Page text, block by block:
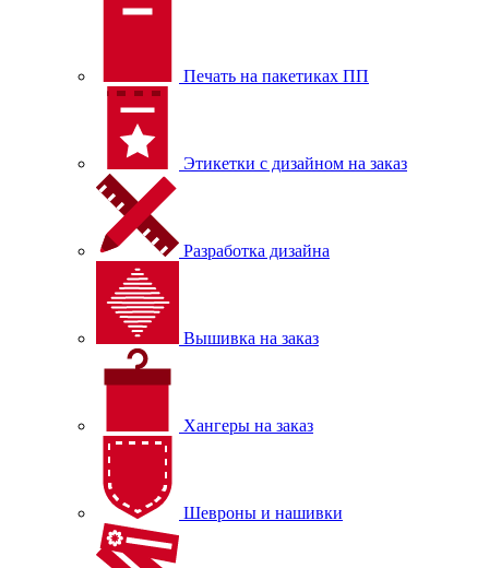
Печать на пакетиках ПП
Этикетки с дизайном на заказ
Разработка дизайна
Вышивка на заказ
Хангеры на заказ
Шевроны и нашивки